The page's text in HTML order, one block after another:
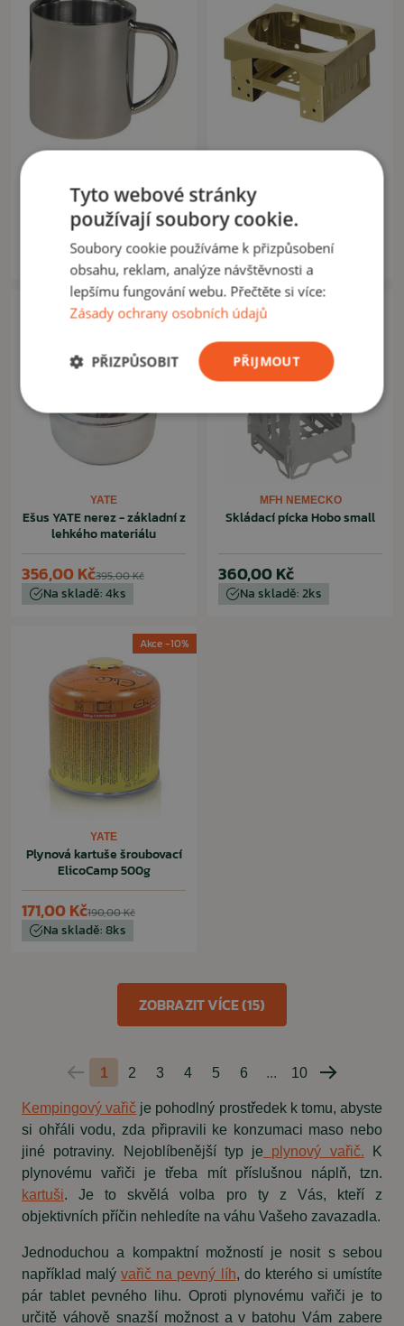
nerez
210,00 Kč
189,00 Kč
Na skladě: 1ks
150,00 Kč
135,00 Kč
Na skladě: 3ks
Akce -10%
YATE
Ešus YATE nerez - základní z
lehkého materiálu
395,00 Kč
356,00 Kč
Na skladě: 4ks
MFH NEMECKO
Skládací pícka Hobo small
360,00 Kč
Na skladě: 2ks
Akce -10%
YATE
Plynová kartuše šroubovací
ElicoCamp 500g
190,00 Kč
171,00 Kč
Na skladě: 8ks
Predchádzajúca
strana
1 2 3 4 5 6 ... 10
strana
ZOBRAZIT VÍCE (15)
Kempingový vařič je pohodlný prostředek k tomu, abyste
si ohřáli vodu, zda připravili ke konzumaci maso nebo
jiné potraviny. Nejoblíbenější typ je plynový vařič. K
plynovému vařiči je třeba mít příslušnou náplň, tzn.
kartuši. Je to skvělá volba pro ty z Vás, kteří z
objektivních příčin nehledíte na váhu Vašeho zavazadla.
Jednoduchou a kompaktní možností je nosit s sebou
například malývařič na pevný líh, do kterého si umístíte
pár tablet pevného lihu. Oproti plynovému vařiči je to
určitě váhově snazší možnost a v batohu Vám zabere
Tyto webové stránky
používají soubory cookie.
Soubory cookie používáme k přizpůsobení
obsahu, reklam, analýze návštěvnosti a
lepšímu fungování webu. Přečtěte si více:
Zásady ochrany osobních údajů
PŘIJMOUT
PŘIZPŮSOBIT